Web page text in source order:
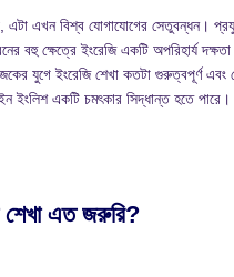
এটা এখন বিশ্ব যোগাযোগের সেতুবন্ধন।
বহু ক্ষেত্রে ইংরেজি একটি অপরিহার্য
যুগে ইংরেজি শেখা কতটা গুরুত্বপূর্ণ
ইংলিশ একটি চমৎকার সিদ্ধান্ত হতে পারে।
শেখা এত জরুরি?